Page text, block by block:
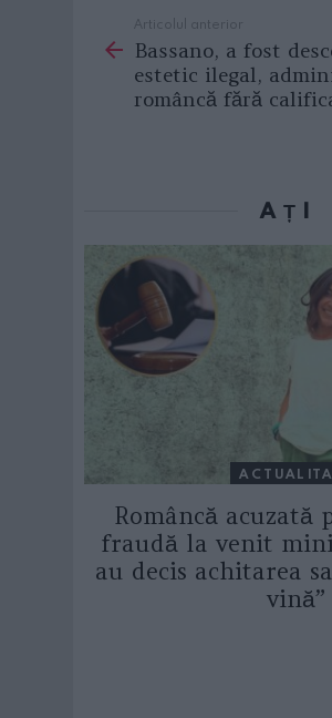
more
Articolul anterior
Bassano, a fost
estetic ilegal,
româncă fără
AȚI
Româncă acuzată
fraudă la venit
au decis achitarea
vină”